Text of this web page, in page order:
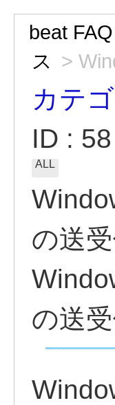
beat FAQ
ス >
カテ
ID : 58
ALL
の送
の送